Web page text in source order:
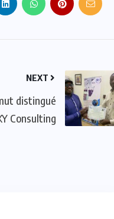
NEXT
distingué
Consulting